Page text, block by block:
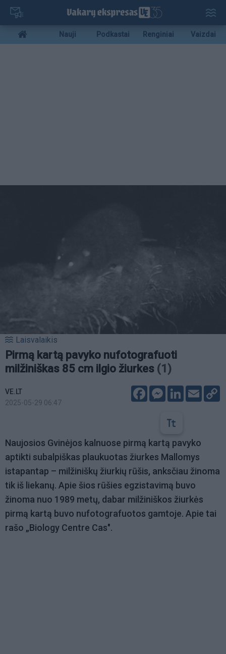
Pereiti
pagrindinį
turinį
Mobile
menu
Nauji Podkastai Renginiai Vaizdai
Laisvalaikis
Pirmą kartą pavyko nufotografuoti
milžiniškas 85 cm ilgio žiurkes (1)
VE.LT
2025-05-29 06:47
FacebookMessenger
LinkedIn
Email
Naujosios Gvinėjos kalnuose pirmą kartą pavyko
aptikti subalpiškas plaukuotas žiurkes Mallomys
istapantap – milžiniškų žiurkių rūšis, anksčiau žinoma
tik iš liekanų. Apie šios rūšies egzistavimą buvo
žinoma nuo 1989 metų, dabar milžiniškos žiurkės
pirmą kartą buvo nufotografuotos gamtoje. Apie tai
rašo „Biology Centre Cas".